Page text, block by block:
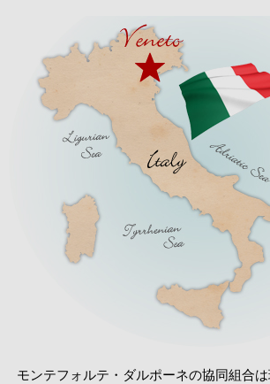
モンテフォルテ・ダルポーネの協同組合